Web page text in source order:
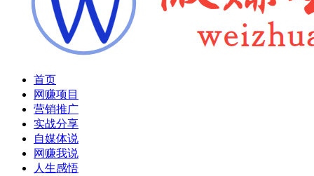
首页
网赚项目
营销推广
实战分享
自媒体说
网赚我说
人生感悟